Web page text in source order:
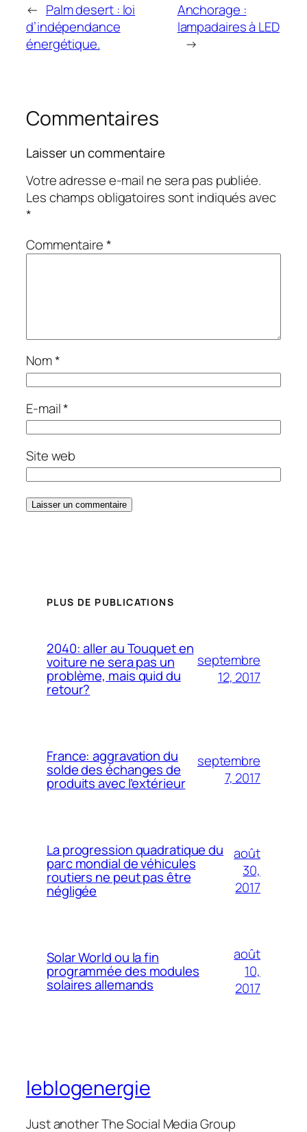
← Palm desert : loi
d’indépendance
énergétique.
Anchorage :
lampadaires à LED
→
Commentaires
Laisser un commentaire
Votre adresse e-mail ne sera pas publiée.
Les champs obligatoires sont indiqués avec
*
Commentaire*
Nom*
E-mail*
Site web
PLUS DE PUBLICATIONS
2040: aller au Touquet en
voiture ne sera pas un
problème, mais quid du
retour?
septembre
12, 2017
France: aggravation du
solde des échanges de
produits avec l’extérieur
septembre
7, 2017
La progression quadratique du
parc mondial de véhicules
routiers ne peut pas être
négligée
août
30,
2017
Solar World ou la fin
programmée des modules
solaires allemands
août
10,
2017
leblogenergie
Just another The Social Media Group